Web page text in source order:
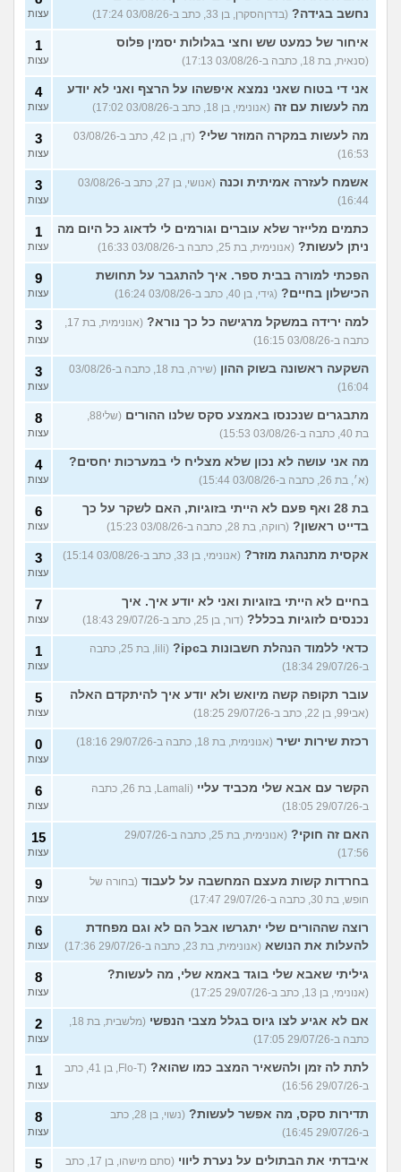
נחשב בגידה? (בדרןהסקרן, בן 33, כתב ב-03/08/26 17:24) עצות
איחור של כמעט שש וחצי בגלולות יסמין פלוס
(סנאית, בת 18, כתבה ב-03/08/26 17:13)
1
עצות
אני די בטוח שאני נמצא איפשהו על הרצף ואני לא יודע
מה לעשות עם זה (אנונימי, בן 18, כתב ב-03/08/26 17:02)
4
עצות
מה לעשות במקרה המוזר שלי?
(דן, בן 42, כתב ב-03/08/26
16:53)
3
עצות
אשמח לעזרה אמיתית וכנה
(אנושי, בן 27, כתב ב-03/08/26
16:44)
3
עצות
כתמים מלייזר שלא עוברים וגורמים לי לדאוג כל היום מה
ניתן לעשות? (אנונימית, בת 25, כתבה ב-03/08/26 16:33)
1
עצות
הפכתי למורה בבית ספר. איך להתגבר על תחושת
הכישלון בחיים? (גידי, בן 40, כתב ב-03/08/26 16:24)
9
עצות
למה ירידה במשקל מרגישה כל כך נורא?
(אנונימית, בת 17,
כתבה ב-03/08/26 16:15)
3
עצות
השקעה ראשונה בשוק ההון
(שירה, בת 18, כתבה ב-03/08/26
16:04)
3
עצות
מתבגרים שנכנסו באמצע סקס שלנו ההורים
(שלי88,
בת 40, כתבה ב-03/08/26 15:53)
8
עצות
מה אני עושה לא נכון שלא מצליח לי במערכות יחסים?
(א׳, בת 26, כתבה ב-03/08/26 15:44)
4
עצות
בת 28 ואף פעם לא הייתי בזוגיות, האם לשקר על כך
בדייט ראשון? (רווקה, בת 28, כתבה ב-03/08/26 15:23)
6
עצות
אקסית מתנהגת מוזר? (אנונימי, בן 33, כתב ב-03/08/26 15:14) 3
עצות
בחיים לא הייתי בזוגיות ואני לא יודע איך. איך
נכנסים לזוגיות בכלל? (דור, בן 25, כתב ב-29/07/26 18:43)
7
עצות
כדאי ללמוד הנהלת חשבונות בipc?
(lili, בת 25, כתבה
ב-29/07/26 18:34)
1
עצות
עובר תקופה קשה מיואש ולא יודע איך להיתקדם האלה
(אבי99, בן 22, כתב ב-29/07/26 18:25)
5
עצות
רכזת שירות ישיר (אנונימית, בת 18, כתבה ב-29/07/26 18:16) 0
עצות
הקשר עם אבא שלי מכביד עליי
(Lamali, בת 26, כתבה
ב-29/07/26 18:05)
6
עצות
האם זה חוקי?
(אנונימית, בת 25, כתבה ב-29/07/26
17:56)
15
עצות
בחרדות קשות מעצם המחשבה על לעבוד (בחורה של
חופש, בת 30, כתבה ב-29/07/26 17:47)
9
עצות
רוצה שההורים שלי יתגרשו אבל הם לא וגם מפחדת
להעלות את הנושא (אנונימית, בת 23, כתבה ב-29/07/26 17:36)
6
עצות
גיליתי שאבא שלי בוגד באמא שלי, מה לעשות?
(אנונימי, בן 13, כתב ב-29/07/26 17:25)
8
עצות
אם לא אגיע לצו גיוס בגלל מצבי הנפשי
(מלשבית, בת 18,
כתבה ב-29/07/26 17:05)
2
עצות
לתת לה זמן ולהשאיר המצב כמו שהוא?
(Flo-T, בן 41, כתב
ב-29/07/26 16:56)
1
עצות
תדירות סקס, מה אפשר לעשות?
(נשוי, בן 28, כתב
ב-29/07/26 16:45)
8
עצות
איבדתי את הבתולים על נערת ליווי (סתם מישהו, בן 17, כתב 5